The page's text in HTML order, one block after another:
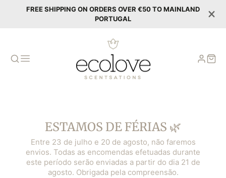
FREE SHIPPING ON ORDERS OVER €50 TO MAINLAND
PORTUGAL
ESTAMOS DE FÉRIAS 🌿
Entre 23 de julho e 20 de agosto, não faremos
envios. Todas as encomendas efetuadas durante
este período serão enviadas a partir do dia 21 de
agosto. Obrigada pela compreensão.